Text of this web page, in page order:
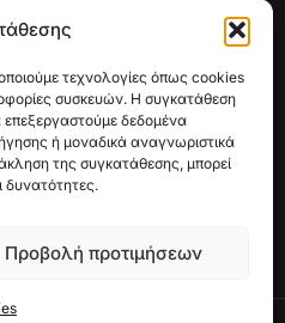
τεχνολογίες όπως cookies
συσκευών. Η συγκατάθεση
επεξεργαστούμε δεδομένα
ή μοναδικά αναγνωριστικά
της συγκατάθεσης, μπορεί
δυνατότητες.
Προβολή προτιμήσεων
Made